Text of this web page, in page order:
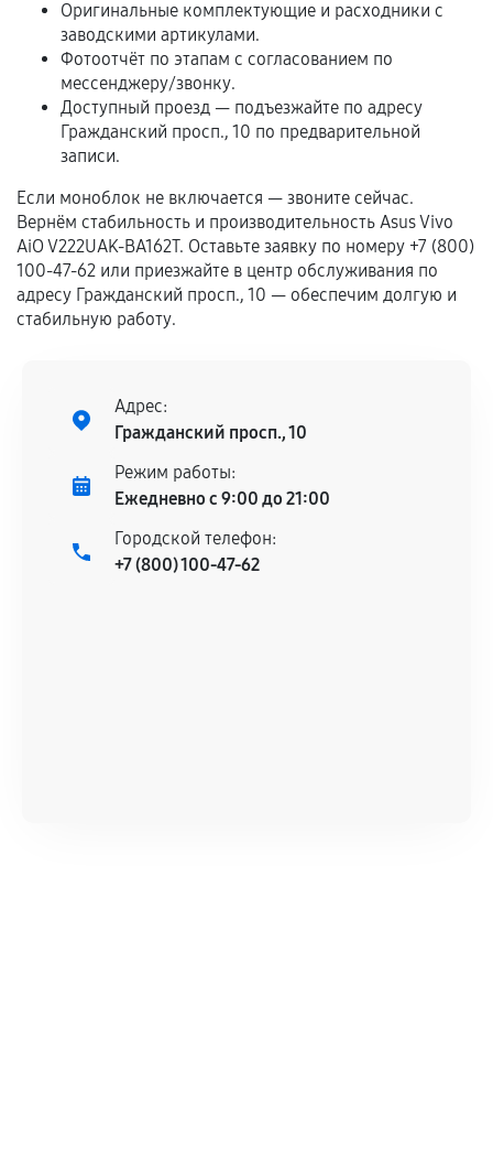
Если комплектующие куплены
самостоятельно
Гарантия на выполненные работы может
соблюдены следующие условия:
Предоставленные детали подходят по
техническим параметрам и не имеют внешних
дефектов.
Установка была выполнена нашим сервисным
остается на стороне производителя или
продавца. За качество сторонних деталей
Оригинальные комплектующие и расходники с
заводскими артикулами.
Фотоотчёт по этапам с согласованием по
мессенджеру/звонку.
Доступный проезд — подъезжайте по адресу
Гражданский просп., 10 по предварительной
записи.
Если моноблок не включается — звоните сейчас.
Вернём стабильность и производительность Asus Vivo
AiO V222UAK-BA162T. Оставьте заявку по номеру +7 (800)
100-47-62 или приезжайте в центр обслуживания по
адресу Гражданский просп., 10 — обеспечим долгую и
стабильную работу.
Адрес:
Гражданский просп., 10
Режим работы:
Ежедневно с 9:00 до 21:00
Городской телефон:
+7 (800) 100-47-62